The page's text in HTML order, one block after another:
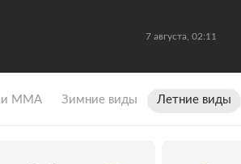
7 августа, 02:11
и ММА Зимние виды Летние виды